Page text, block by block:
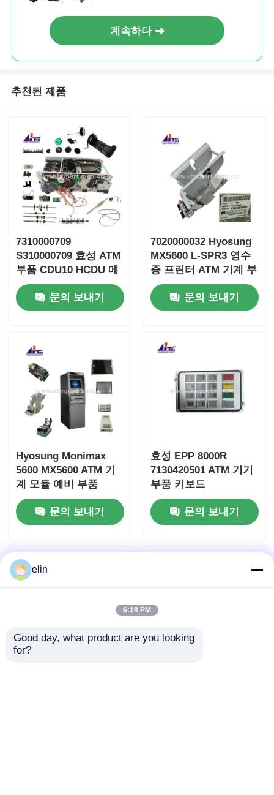
계속하다
추천된 제품
7310000709
S310000709 효성 ATM
부품 CDU10 HCDU 메
인 바디 어셈블리
문의 보내기
7020000032 Hyosung
MX5600 L-SPR3 영수
증 프린터 ATM 기계 부
품
문의 보내기
Hyosung Monimax
5600 MX5600 ATM 기
계 모듈 예비 부품
문의 보내기
효성 EPP 8000R
7130420501 ATM 기기
부품 키보드
문의 보내기
elin
6:18 PM
Good day, what product are you looking
for?